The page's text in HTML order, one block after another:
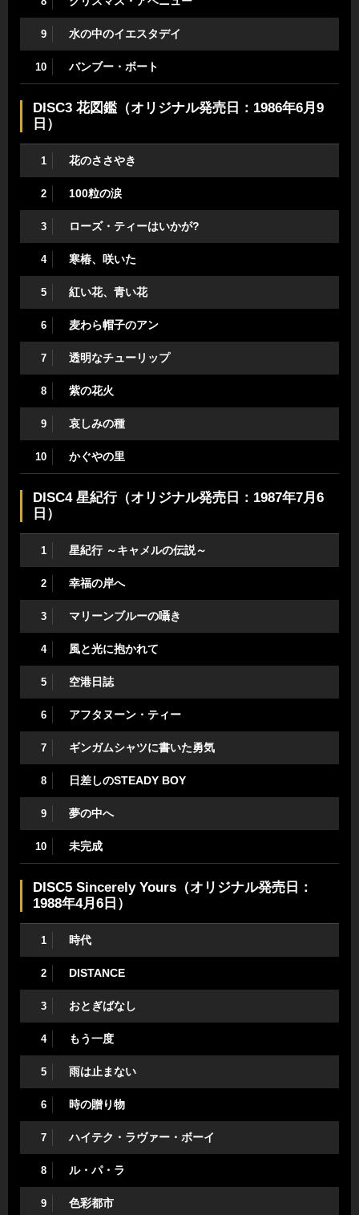
9 水の中のイエスタデイ
10 バンブー・ボート
DISC3 花図鑑（オリジナル発売日：1986年6月9
日）
1 花のささやき
2 100粒の涙
3 ローズ・ティーはいかが?
4 寒椿、咲いた
5 紅い花、青い花
6 麦わら帽子のアン
7 透明なチューリップ
8 紫の花火
9 哀しみの種
10 かぐやの里
DISC4 星紀行（オリジナル発売日：1987年7月6
日）
1 星紀行 ～キャメルの伝説～
2 幸福の岸へ
3 マリーンブルーの囁き
4 風と光に抱かれて
5 空港日誌
6 アフタヌーン・ティー
7 ギンガムシャツに書いた勇気
8 日差しのSTEADY BOY
9 夢の中へ
10 未完成
DISC5 Sincerely Yours（オリジナル発売日：
1988年4月6日）
1 時代
2 DISTANCE
3 おとぎばなし
4 もう一度
5 雨は止まない
6 時の贈り物
7 ハイテク・ラヴァー・ボーイ
8 ル・パ・ラ
9 色彩都市